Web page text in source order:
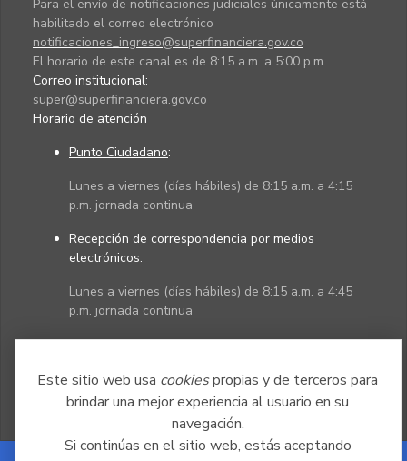
Este sitio web usa cookiespropias y de terceros para
brindar una mejor experiencia al usuario en su
navegación.
Si continúas en el sitio web, estás aceptando
Para el envío de notificaciones judiciales únicamente está
habilitado el correo electrónico
notificaciones_ingreso@superfinanciera.gov.co
El horario de este canal es de 8:15 a.m. a 5:00 p.m.
Correo institucional:
super@superfinanciera.gov.co
Horario de atención
Punto Ciudadano:
Lunes a viernes (días hábiles) de 8:15 a.m. a 4:15
p.m. jornada continua
Recepción de correspondencia por medios
electrónicos:
Lunes a viernes (días hábiles) de 8:15 a.m. a 4:45
p.m. jornada continua